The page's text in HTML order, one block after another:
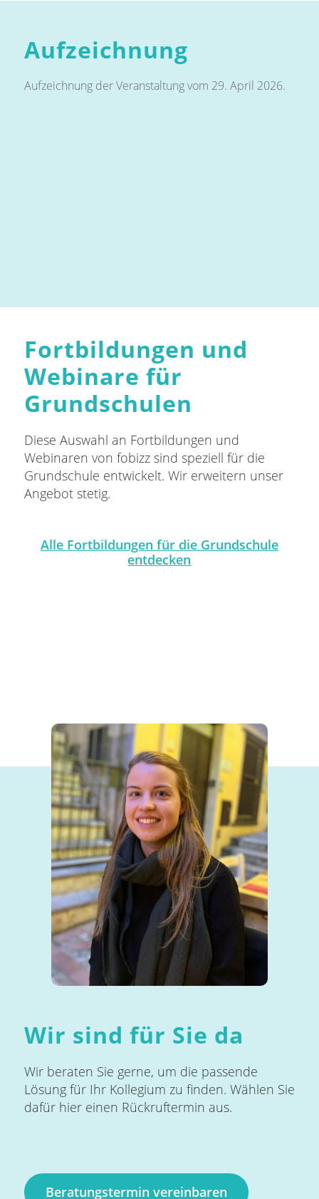
Aufzeichnung
Aufzeichnung der Veranstaltung vom 29. April 2026.
Fortbildungen und
Webinare für
Grundschulen
Diese Auswahl an Fortbildungen und
Webinaren von fobizz sind speziell für die
Grundschule entwickelt. Wir erweitern unser
Angebot stetig.
Alle Fortbildungen für die Grundschule
entdecken
Wir sind für Sie da
Wir beraten Sie gerne, um die passende
Lösung für Ihr Kollegium zu finden. Wählen Sie
dafür hier einen Rückruftermin aus.
Beratungstermin vereinbaren